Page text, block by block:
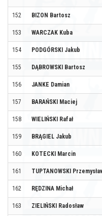
152 BIZON Bartosz
153 WARCZAK Kuba
154 PODGÓRSKI Jakub
155 DĄBROWSKI Bartosz
156 JANKE Damian
157 BARAŃSKI Maciej
158 WIELIŃSKI Rafał
159 BRĄGIEL Jakub
160 KOTECKI Marcin
161 TUPTANOWSKI
162 RĘDZINA Michał
163 ZIELIŃSKI Radosław